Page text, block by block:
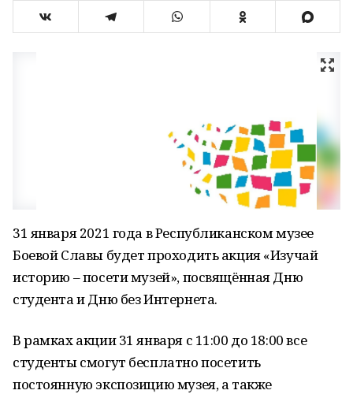
31 января 2021 года в Республиканском музее
Боевой Славы будет проходить акция «Изучай
историю – посети музей», посвящённая Дню
студента и Дню без Интернета.
В рамках акции 31 января с 11:00 до 18:00 все
студенты смогут бесплатно посетить
постоянную экспозицию музея, а также